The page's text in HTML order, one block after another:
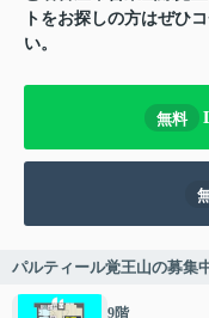
トをお探しの方はぜひ
い。
無料
パルティール覚王山の募集
9階